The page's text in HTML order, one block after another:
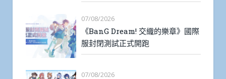
07/08/2026
《BanG Dream! 交織的樂章》國際
服封閉測試正式開跑
07/08/2026